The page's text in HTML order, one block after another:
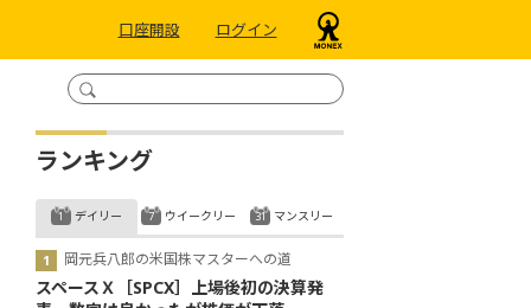
口座開設 ログイン
ランキング
デイリー
岡元兵八郎の米国株マスターへの道
スペースＸ［SPCX］上場後初の決算発
ウイークリー マンスリー